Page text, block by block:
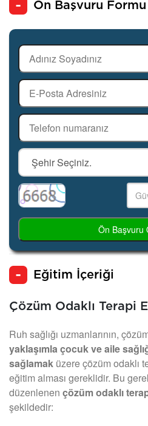
Ön Başvuru Formu
Ön Başvuru
Eğitim İçeriği
Çözüm Odaklı Terapi
Ruh sağlığı uzmanlarının,
yaklaşımla çocuk ve aile
sağlamak üzere çözüm odaklı
eğitim alması gereklidir. Bu
düzenlenen çözüm odaklı
şekildedir: